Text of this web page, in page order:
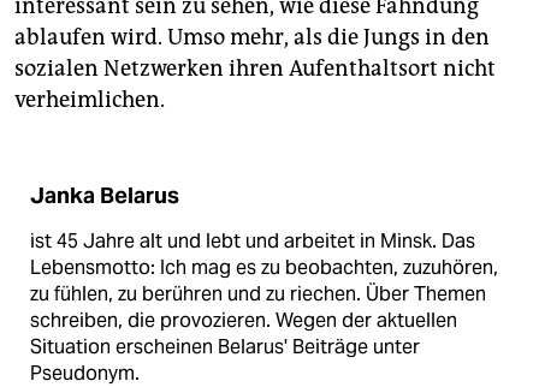
interessant sein zu sehen, wie diese Fahndung
ablaufen wird. Umso mehr, als die Jungs in den
sozialen Netzwerken ihren Aufenthaltsort nicht
verheimlichen.
Janka Belarus
ist 45 Jahre alt und lebt und arbeitet in Minsk. Das
Lebensmotto: Ich mag es zu beobachten, zuzuhören,
zu fühlen, zu berühren und zu riechen. Über Themen
schreiben, die provozieren. Wegen der aktuellen
Situation erscheinen Belarus' Beiträge unter
Pseudonym.